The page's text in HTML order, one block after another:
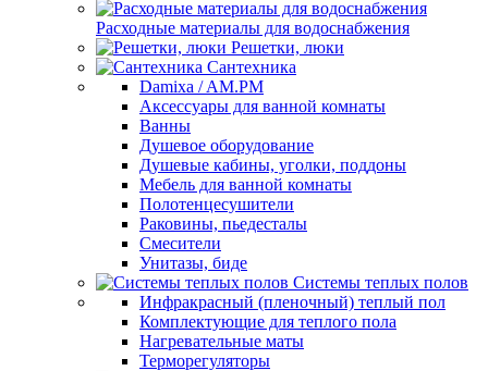
Расходные материалы для водоснабжения
Решетки, люки
Сантехника
Damixa / AM.PM
Аксессуары для ванной комнаты
Ванны
Душевое оборудование
Душевые кабины, уголки, поддоны
Мебель для ванной комнаты
Полотенцесушители
Раковины, пьедесталы
Смесители
Унитазы, биде
Системы теплых полов
Инфракрасный (пленочный) теплый пол
Комплектующие для теплого пола
Нагревательные маты
Терморегуляторы